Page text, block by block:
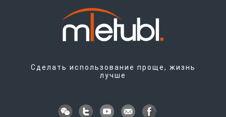
Сделать использование проще, жизнь
лучше